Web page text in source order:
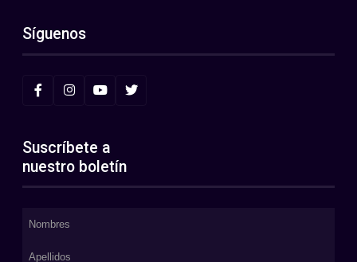
Síguenos
Suscríbete a
nuestro boletín